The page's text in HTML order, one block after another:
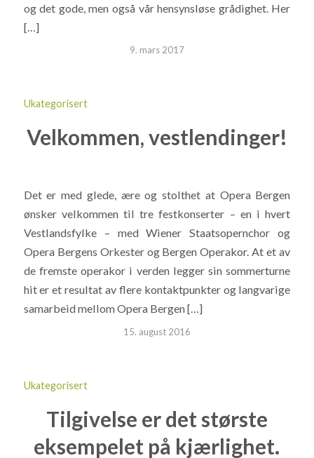
og det gode, men også vår hensynsløse grådighet. Her
[…]
9. mars 2017
Ukategorisert
Velkommen, vestlendinger!
Det er med glede, ære og stolthet at Opera Bergen
ønsker velkommen til tre festkonserter – en i hvert
Vestlandsfylke – med Wiener Staatsopernchor og
Opera Bergens Orkester og Bergen Operakor. At et av
de fremste operakor i verden legger sin sommerturne
hit er et resultat av flere kontaktpunkter og langvarige
samarbeid mellom Opera Bergen […]
15. august 2016
Ukategorisert
Tilgivelse er det største
eksempelet på kjærlighet.